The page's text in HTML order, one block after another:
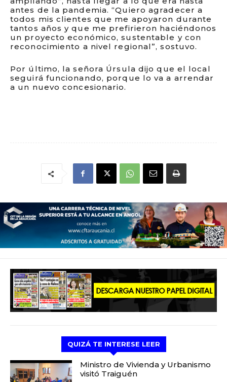
antes de la pandemia. “Quiero agradecer a
todos mis clientes que me apoyaron durante
tantos años y que me prefirieron haciéndonos
un proyecto económico, sustentable y con
reconocimiento a nivel regional”, sostuvo.
Por último, la señora Úrsula dijo que el local
seguirá funcionando, porque lo va a arrendar
a un nuevo concesionario.
QUIZÁ TE INTERESE LEER
Ministro de Vivienda y Urbanismo
visitó Traiguén